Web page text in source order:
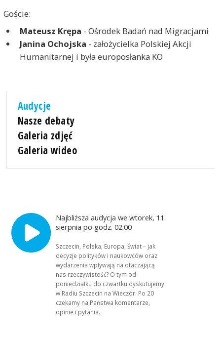
Goście:
Mateusz Krępa - Ośrodek Badań nad Migracjami
Janina Ochojska - założycielka Polskiej Akcji
Humanitarnej i była europosłanka KO
Audycje
Nasze debaty
Galeria zdjęć
Galeria wideo
Najbliższa audycja we wtorek, 11
sierpnia po godz. 02:00
Szczecin, Polska, Europa, Świat – jak
decyzje polityków i naukowców oraz
wydarzenia wpływają na otaczającą
nas rzeczywistość? O tym od
poniedziałku do czwartku dyskutujemy
w Radiu Szczecin na Wieczór. Po 20
czekamy na Państwa komentarze,
opinie i pytania.